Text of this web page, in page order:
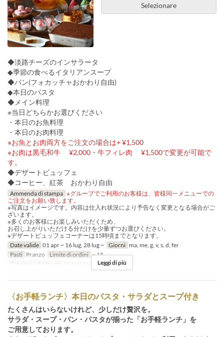
Selezionare
◆淡路チーズのインサラータ
◆季節の食べるイタリアンスープ
◆パン(フォカッチャおかわり自由)
◆本日のパスタ
◆メイン料理
※当日どちらかお選びください
・本日のお魚料理
・本日のお肉料理
※お魚とお肉両方をご注文の場合は+ ¥1,500
※お肉は黒毛和牛 ¥2,000・牛フィレ肉 ¥1,500で変更が可能で
す。
◆デザートビュッフェ
◆コーヒー、紅茶 おかわり自由
Ammenda di stampa ※グループでご利用のお客様は、皆様同一メニューでの
ご注文をお願い致します。
※写真はイメージです。内容は仕入れ状況により予告なく変更となる場合がご
ざいます。
※多くのお客様にお楽しみいただくため、
お召し上がりいただける分だけを少量ずつお選びください。
※デザートビュッフェコーナーは15時頃までとなります。
Date valide 01 apr ~ 16 lug, 28 lug ~ Giorni ma, me, g, v, s, d, fer
Pasti Pranzo Limite di ordini ~ 15
Categoria del Posto
GIANCALDO3Theat
Leggi di più
〈お手軽ランチ〉本日のパスタ・サラダとスープ付き
たくさんはいらないけれど、少しだけ贅沢を。
サラダ・スープ・パン・パスタが揃った「お手軽ランチ」を
ご用意しております。